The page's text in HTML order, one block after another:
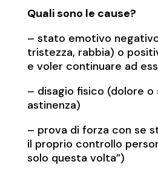
Quali sono le cause?
– stato emotivo
tristezza, rabbia) o
e voler continuare ad
– disagio fisico (dolore o
astinenza)
– prova di forza con se
il proprio controllo
solo questa volta”)